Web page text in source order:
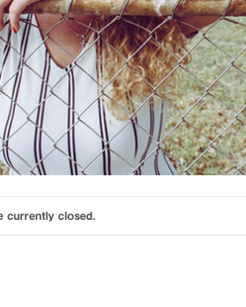
currently closed.